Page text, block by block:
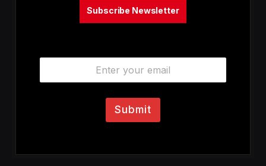
Subscribe Newsletter
E
a
Submit